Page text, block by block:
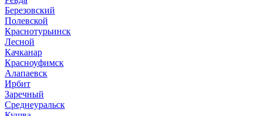
Березовский
Полевской
Краснотурьинск
Лесной
Качканар
Красноуфимск
Алапаевск
Ирбит
Заречный
Среднеуральск